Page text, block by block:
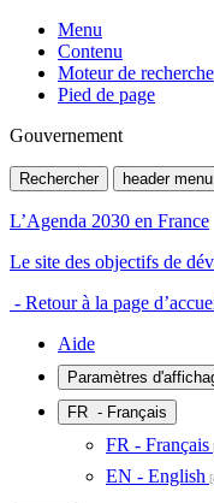
Menu
Contenu
Moteur de recherche
Pied de page
Gouvernement
Rechercher header menu
L’Agenda 2030 en France
Le site des objectifs de
- Retour à la page
Aide
Paramètres
FR - Français
FR - Français
EN - English